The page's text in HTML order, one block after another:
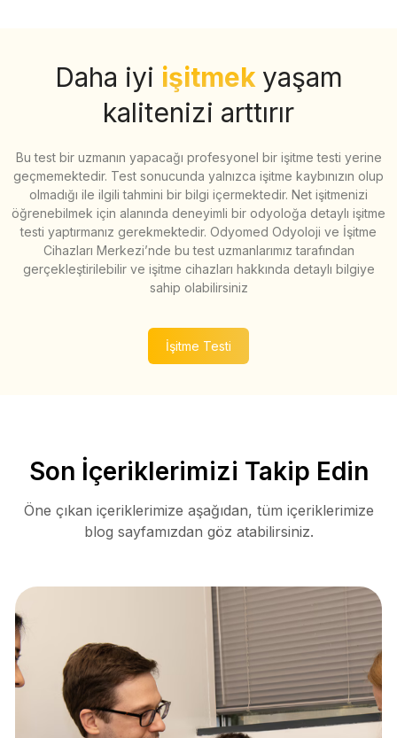
Daha iyi işitmek yaşam
kalitenizi arttırır
Bu test bir uzmanın yapacağı profesyonel bir işitme testi yerine
geçmemektedir. Test sonucunda yalnızca işitme kaybınızın olup
olmadığı ile ilgili tahmini bir bilgi içermektedir. Net işitmenizi
öğrenebilmek için alanında deneyimli bir odyoloğa detaylı işitme
testi yaptırmanız gerekmektedir. Odyomed Odyoloji ve İşitme
Cihazları Merkezi’nde bu test uzmanlarımız tarafından
gerçekleştirilebilir ve işitme cihazları hakkında detaylı bilgiye
sahip olabilirsiniz
İşitme Testi
Son İçeriklerimizi Takip Edin
Öne çıkan içeriklerimize aşağıdan, tüm içeriklerimize
blog sayfamızdan göz atabilirsiniz.